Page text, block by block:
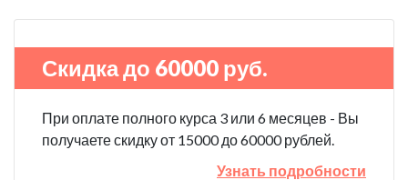
Скидка до 60000 руб.
При оплате полного курса 3 или 6 месяцев - Вы
получаете скидку от 15000 до 60000 рублей.
Узнать подробности